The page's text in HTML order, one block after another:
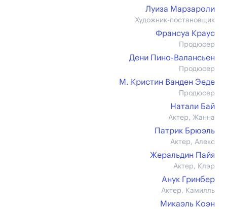
Луиза Марзароли
Художник-постановщик
Франсуа Краус
Продюсер
Дени Пино-Валансьен
Продюсер
М. Кристин Ванден Эеде
Продюсер
Натали Бай
Актер, Жанна
Патрик Брюэль
Актер, Алекс
Жеральдин Пайя
Актер, Клэр
Анук Гринбер
Актер, Камилль
Микаэль Коэн